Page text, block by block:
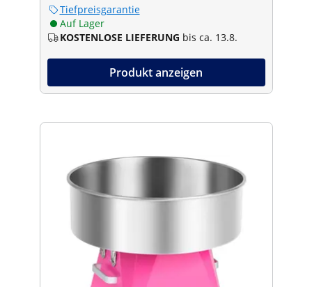
Tiefpreisgarantie
Auf Lager
KOSTENLOSE LIEFERUNG bis ca. 13.8.
Produkt anzeigen